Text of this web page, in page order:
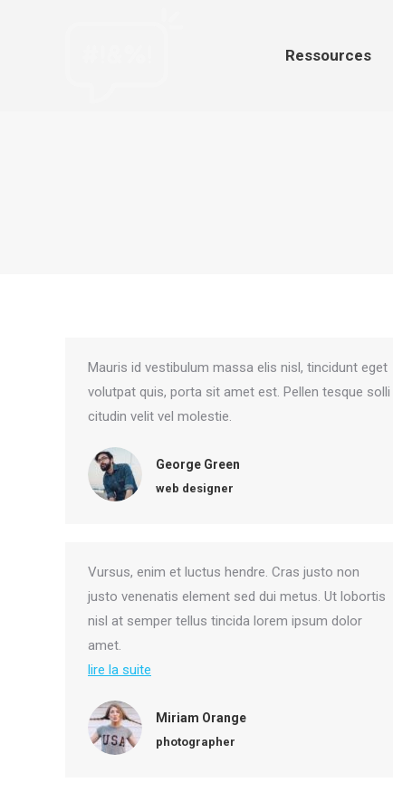
Ressources
Mauris id vestibulum massa elis nisl, tincidunt eget
volutpat quis, porta sit amet est. Pellen tesque solli
citudin velit vel molestie.
George Green
web designer
Vursus, enim et luctus hendre. Cras justo non
justo venenatis element sed dui metus. Ut lobortis
nisl at semper tellus tincida lorem ipsum dolor
amet.
lire la suite
Miriam Orange
photographer